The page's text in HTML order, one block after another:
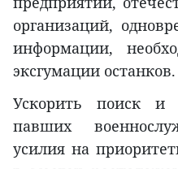
организаций,
информации,
эксгумации останков.
Ускорить поиск и
павших
усилия на